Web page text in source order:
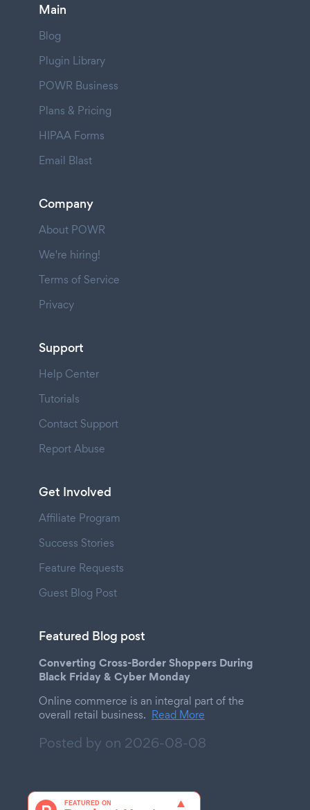
Main
Blog
Plugin Library
POWR Business
Plans & Pricing
HIPAA Forms
Email Blast
Company
About POWR
We're hiring!
Terms of Service
Privacy
Support
Help Center
Tutorials
Contact Support
Report Abuse
Get Involved
Affiliate Program
Success Stories
Feature Requests
Guest Blog Post
Featured Blog post
Converting Cross-Border Shoppers During
Black Friday & Cyber Monday
Online commerce is an integral part of the
overall retail business. Read More
Posted by on 2026-08-08